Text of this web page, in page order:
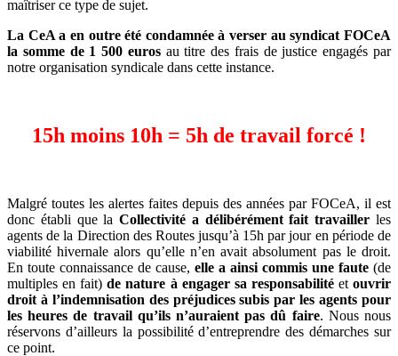
maîtriser ce type de sujet.
La CeA a en outre été condamnée à verser au syndicat FOCeA
la somme de 1 500 eurosau titre des frais de justice engagés par
notre organisation syndicale dans cette instance.
15h moins 10h = 5h de travail forcé !
Malgré toutes les alertes faites depuis des années par FOCeA, il est
donc établi que laCollectivité a délibérément fait travailler les
agents de la Direction des Routes jusqu’à 15h par jour en période de
viabilité hivernale alors qu’elle n’en avait absolument pas le droit.
En toute connaissance de cause, elle a ainsi commis une faute (de
multiples en fait)de nature à engager sa responsabilitéetouvrir
droit à l’indemnisation des préjudices subis par les agents pour
les heures de travail qu’ils n’auraient pas dû faire. Nous nous
réservons d’ailleurs la possibilité d’entreprendre des démarches sur
ce point.